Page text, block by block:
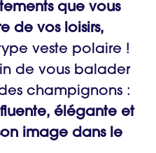
que vous
de vos loisirs,
veste polaire !
de vous balader
champignons :
élégante et
image dans le